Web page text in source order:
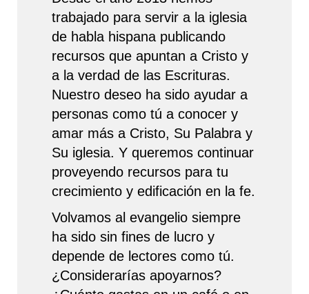
trabajado para servir a la iglesia
de habla hispana publicando
recursos que apuntan a Cristo y
a la verdad de las Escrituras.
Nuestro deseo ha sido ayudar a
personas como tú a conocer y
amar más a Cristo, Su Palabra y
Su iglesia. Y queremos continuar
proveyendo recursos para tu
crecimiento y edificación en la fe.
Volvamos al evangelio siempre
ha sido sin fines de lucro y
depende de lectores como tú.
¿Considerarías apoyarnos?